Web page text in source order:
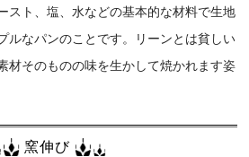
スト、塩、水などの基本的な材料で生地
ルなパンのことです。リーンとは貧しい
材そのものの味を生かして焼かれます姿
窯伸び